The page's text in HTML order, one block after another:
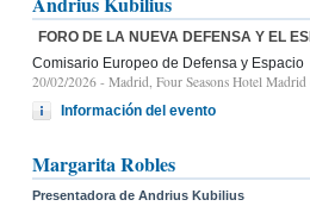
FORO DE LA NUEVA DEFENSA Y EL
Comisario Europeo de Defensa y Espacio
20/02/2026 - Madrid, Four Seasons Hotel
Información del evento
Margarita Robles
Presentadora de Andrius Kubilius